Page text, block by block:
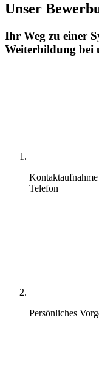
Unser
Ihr Weg zu einer
Weiterbildung bei
Telefon
Persönliches